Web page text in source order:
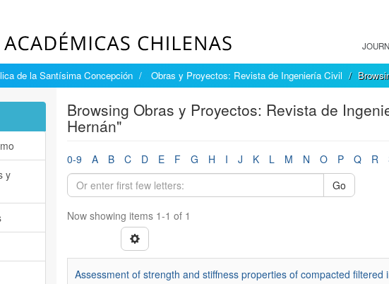
de la Santísima Concepción Obras y Proyectos: Revista de Ingeniería Civil
Browsing Obras y Proyectos: Revista de
Hernán"
0-9 A B C D E F G H I J K L M N O P Q R
Go
Now showing items 1-1 of 1
Assessment of strength and stiffness properties of compacted
y